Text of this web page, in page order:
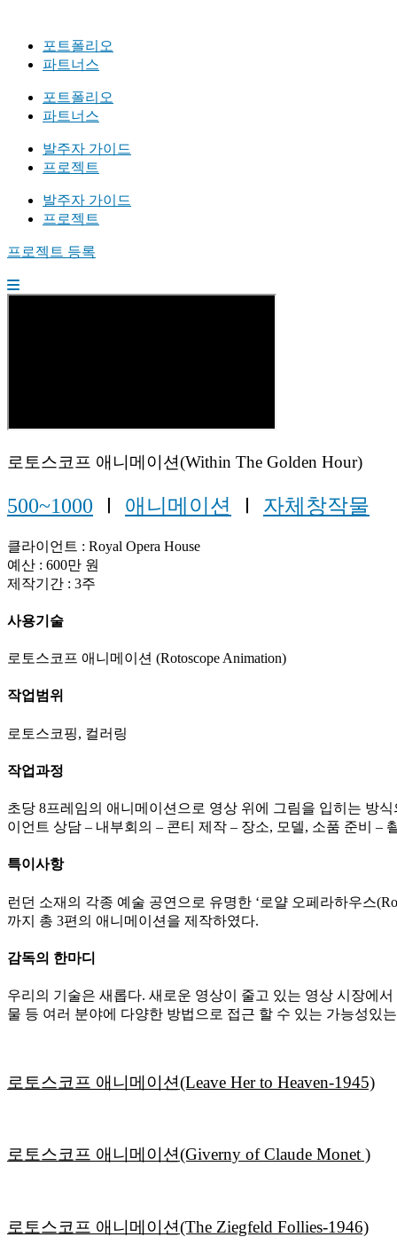
포트폴리오
파트너스
포트폴리오
파트너스
발주자 가이드
프로젝트
발주자 가이드
프로젝트
프로젝트 등록
로토스코프 애니메이션(Within The Golden Hour)
500~1000 Ⅰ 애니메이션 Ⅰ 자체창작물
클라이언트 : Royal Opera House
예산 : 600만 원
제작기간 : 3주
사용기술
로토스코프 애니메이션 (Rotoscope Animation)
작업범위
로토스코핑, 컬러링
작업과정
초당 8프레임의 애니메이션으로 영상 위에 그림을 입히는 방
이언트 상담 – 내부회의 – 콘티 제작 – 장소, 모델, 소품 준비 –
특이사항
런던 소재의 각종 예술 공연으로 유명한 ‘로얄 오페라하우스
까지 총 3편의 애니메이션을 제작하였다.
감독의 한마디
우리의 기술은 새롭다. 새로운 영상이 줄고 있는 영상 시장에
물 등 여러 분야에 다양한 방법으로 접근 할 수 있는 가능성있
로토스코프 애니메이션(Leave Her to Heaven-1945)
로토스코프 애니메이션(Giverny of Claude Monet )
로토스코프 애니메이션(The Ziegfeld Follies-1946)